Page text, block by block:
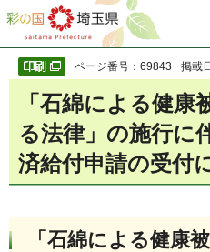
彩の国 埼玉県
ページ番号：69843 掲載
「石綿による健康
る法律」の施行に
済給付申請の受付
「石綿による健康